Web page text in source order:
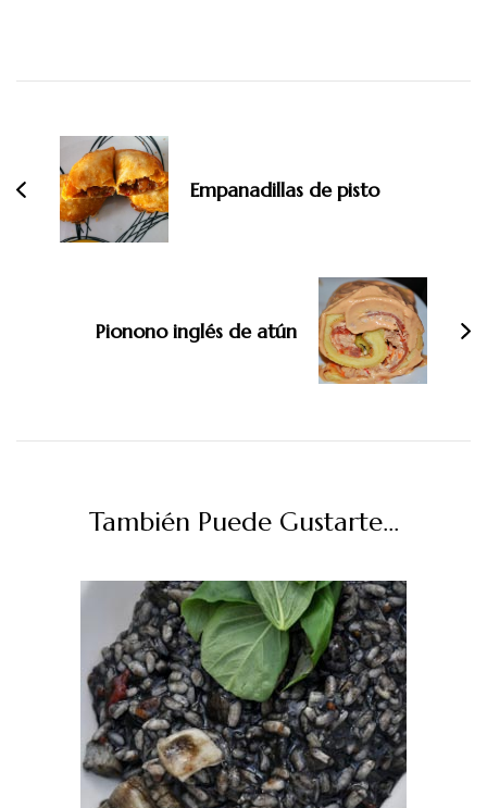
entradas
Empanadillas de pisto
Pionono inglés de atún
También Puede Gustarte...